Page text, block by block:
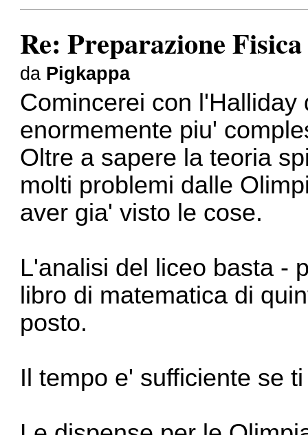
Re: Preparazione Fisica
da Pigkappa
Comincerei con l'Halliday
enormemente piu'
Oltre a sapere la teoria
molti problemi dalle
aver gia' visto le cose.
L'analisi del liceo basta -
libro di matematica di
posto.
Il tempo e' sufficiente se